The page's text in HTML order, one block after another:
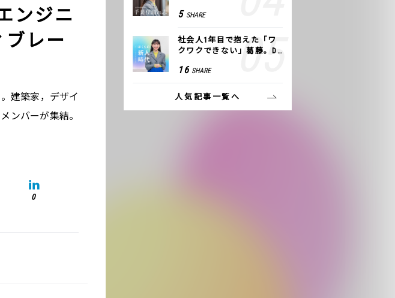
ンジニ
レー
建築家，デザイ
ンバーが集結。
0
方トレーニング」に込めた
5 SHARE
社会人1年目で抱えた「ワ
クワクできない」葛藤。De
つけた、私の生きる道
16 SHARE
人気記事一覧へ